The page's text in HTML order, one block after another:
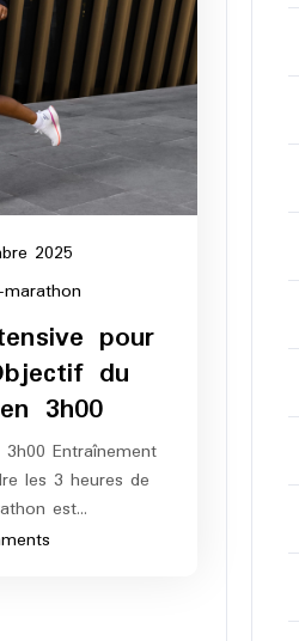
2025
septembre
marathon
pour
du
3h00
Entraînement
les 3 heures de
est…